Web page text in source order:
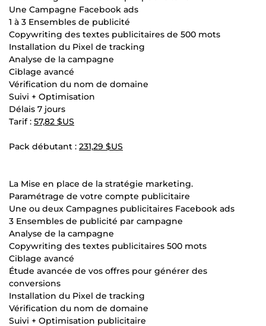
Une Campagne Facebook ads
1 à 3 Ensembles de publicité
Copywriting des textes publicitaires de 500 mots
Installation du Pixel de tracking
Analyse de la campagne
Ciblage avancé
Vérification du nom de domaine
Suivi + Optimisation
Délais 7 jours
Tarif : 57,82 $US
Pack débutant : 231,29 $US
La Mise en place de la stratégie marketing.
Paramétrage de votre compte publicitaire
Une ou deux Campagnes publicitaires Facebook ads
3 Ensembles de publicité par campagne
Analyse de la campagne
Copywriting des textes publicitaires 500 mots
Ciblage avancé
Étude avancée de vos offres pour générer des
conversions
Installation du Pixel de tracking
Vérification du nom de domaine
Suivi + Optimisation publicitaire